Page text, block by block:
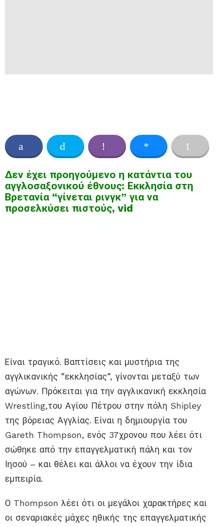
Δεν έχει προηγούμενο η κατάντια του
αγγλοσαξονικού έθνους: Εκκλησία στη
Βρετανία “γίνεται ρινγκ” για να
προσελκύσει πιστούς, vid
Είναι τραγικό. Βαπτίσεις και μυστήρια της
αγγλικανικής ”εκκλησίας”, γίνονται μεταξύ των
αγώνων. Πρόκειται για την αγγλικανική εκκλησία
Wrestling,του Αγίου Πέτρου στην πόλη Shipley
της βόρειας Αγγλίας. Είναι η δημιουργία του
Gareth Thompson, ενός 37χρονου που λέει ότι
σώθηκε από την επαγγελματική πάλη και τον
Ιησού – και θέλει και άλλοι να έχουν την ίδια
εμπειρία.
Ο Thompson λέει ότι οι μεγάλοι χαρακτήρες και
οι σεναριακές μάχες ηθικής της επαγγελματικής